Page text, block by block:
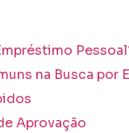
na Busca por
Aprovação